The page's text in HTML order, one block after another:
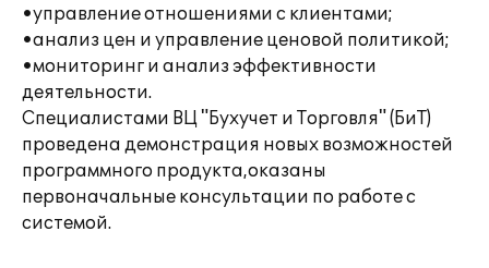
•управление отношениями с клиентами;
•анализ цен и управление ценовой политикой;
•мониторинг и анализ эффективности
деятельности.
Специалистами ВЦ "Бухучет и Торговля" (БиТ)
проведена демонстрация новых возможностей
программного продукта,оказаны
первоначальные консультации по работе с
системой.